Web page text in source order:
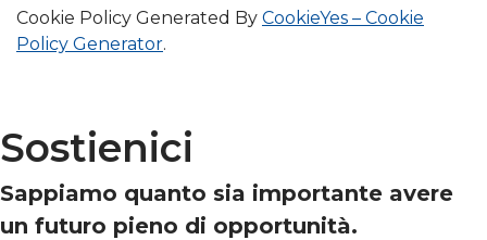
Cookie Policy Generated By CookieYes – Cookie
Policy Generator.
Sostienici
Sappiamo quanto sia importante avere
un futuro pieno di opportunità.